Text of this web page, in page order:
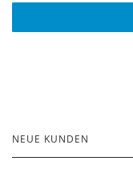
NEUE KUNDEN